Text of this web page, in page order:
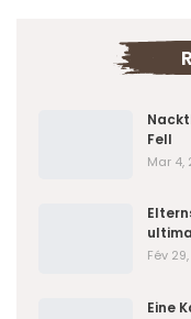
Fell
Mar 4,
Fév
Eine